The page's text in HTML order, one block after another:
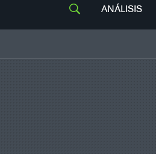
ANÁLISIS